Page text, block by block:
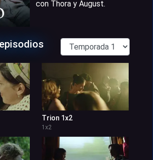
con Thora y August.
Trion 1x2
1 x2